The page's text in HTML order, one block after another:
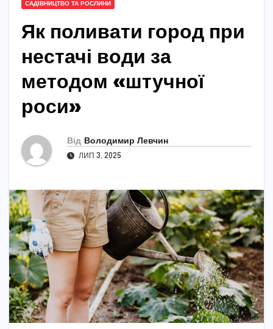
САДІВНИЦТВО ТА РОСЛИНИ
Як поливати город при
нестачі води за
методом «штучної
роси»
Від Володимир Левчин
ЛИП 3, 2025